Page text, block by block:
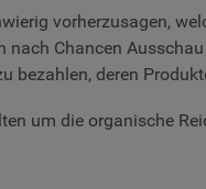
vorherzusagen,
nach Chancen
bezahlen, deren
um die organische